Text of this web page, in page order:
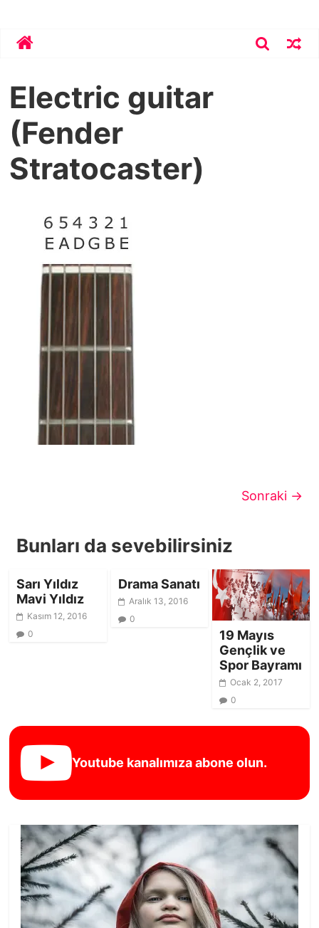
contentBekirhoca.com
Electric guitar
(Fender
Stratocaster)
Sonraki →
Bunları da sevebilirsiniz
Sarı Yıldız
Mavi Yıldız
Kasım 12, 2016
0
Drama Sanatı
Aralık 13, 2016
0
19 Mayıs
Gençlik ve
Spor Bayramı
Ocak 2, 2017
0
Youtube kanalımıza abone olun.